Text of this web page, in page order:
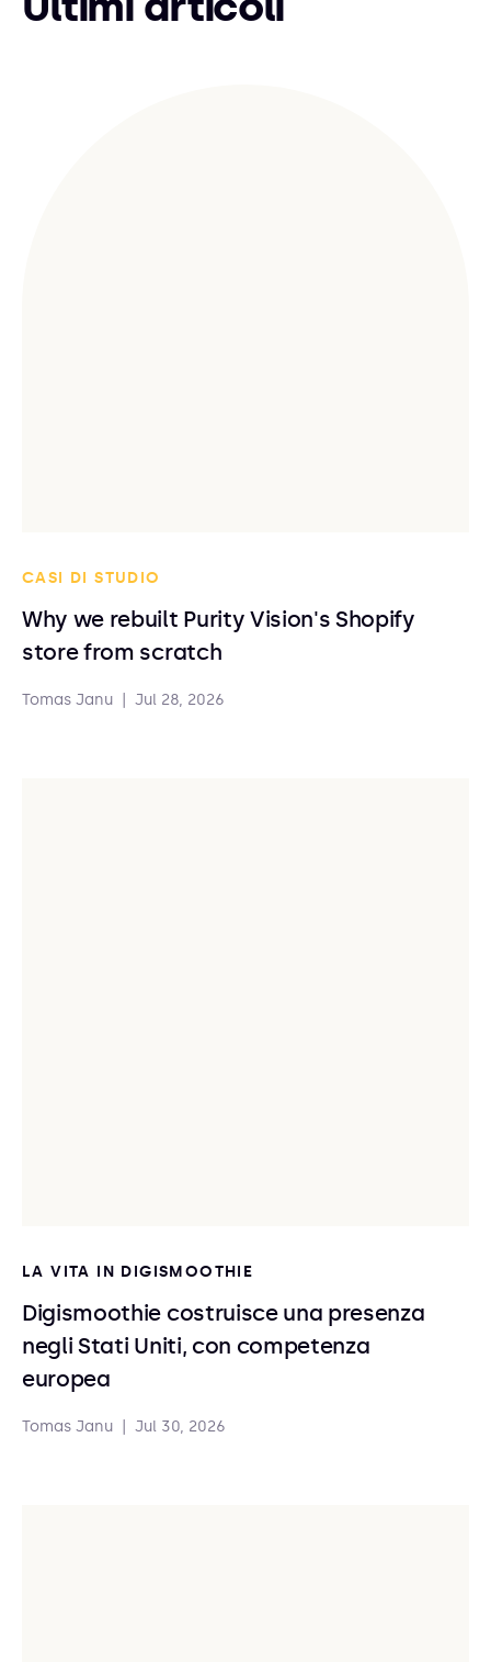
CASI DI STUDIO
Why we rebuilt Purity Vision's Shopify
store from scratch
Tomas Janu Jul 28, 2026
LA VITA IN DIGISMOOTHIE
Digismoothie costruisce una presenza
negli Stati Uniti, con competenza
europea
Tomas Janu Jul 30, 2026